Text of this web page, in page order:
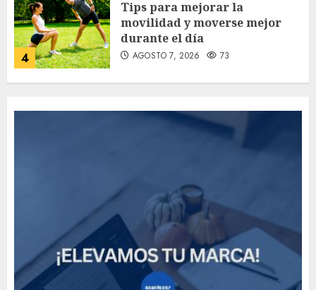
4
Tips para mejorar la
movilidad y moverse mejor
durante el día
AGOSTO 7, 2026 73